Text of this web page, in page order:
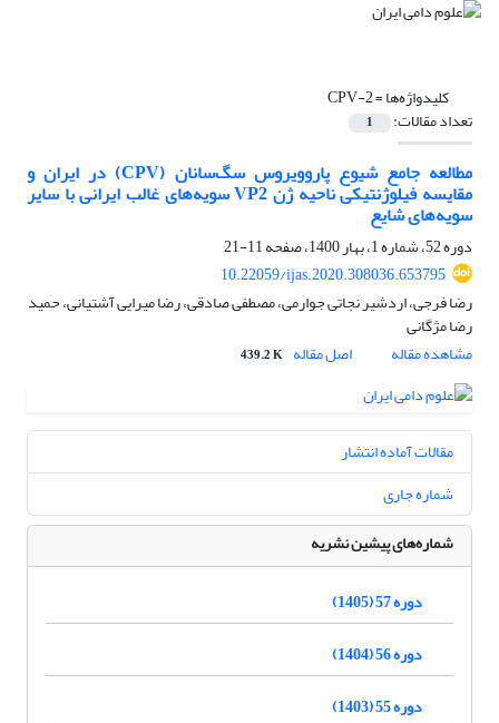
کلیدواژه‌ها =
‏CPV-2‎
تعداد مقالات: 1
مطالعه جامع شیوع پاروویروس سگ‌سانان (‏CPV‏) در ایران و
مقایسه فیلوژنتیکی ناحیه ژن ‏VP2‎‏ ‏سویه‌های غالب ایرانی با سایر
سویه‌های شایع
دوره 52، شماره 1، بهار 1400، صفحه
11-21
10.22059/ijas.2020.308036.653795
رضا فرجی، اردشیر نجاتی جوارمی، مصطفی صادقی، رضا میرایی آشتیانی، حمید
رضا مژگانی
مشاهده مقاله
اصل مقاله 439.2 K
مقالات آماده انتشار
شماره جاری
شماره‌های پیشین نشریه
دوره 57 (1405)
دوره 56 (1404)
دوره 55 (1403)